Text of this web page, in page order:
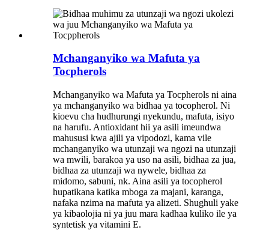
Mchanganyiko wa Mafuta ya
Tocpherols
Mchanganyiko wa Mafuta ya Tocpherols ni aina
ya mchanganyiko wa bidhaa ya tocopherol. Ni
kioevu cha hudhurungi nyekundu, mafuta, isiyo
na harufu. Antioxidant hii ya asili imeundwa
mahususi kwa ajili ya vipodozi, kama vile
mchanganyiko wa utunzaji wa ngozi na utunzaji
wa mwili, barakoa ya uso na asili, bidhaa za jua,
bidhaa za utunzaji wa nywele, bidhaa za
midomo, sabuni, nk. Aina asili ya tocopherol
hupatikana katika mboga za majani, karanga,
nafaka nzima na mafuta ya alizeti. Shughuli yake
ya kibaolojia ni ya juu mara kadhaa kuliko ile ya
syntetisk ya vitamini E.